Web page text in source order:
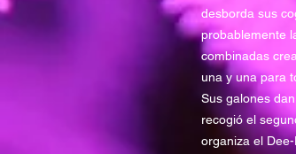
desborda sus
probablemente
combinadas
una y una para
Sus galones
recogió el
organiza el